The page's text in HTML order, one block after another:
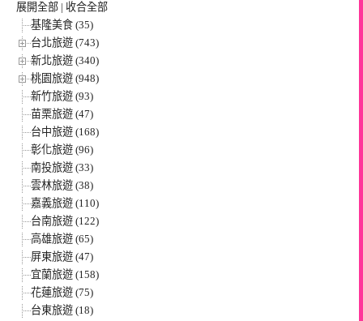
展開全部 | 收合全部
基隆美食 (35)
台北旅遊 (743)
新北旅遊 (340)
桃園旅遊 (948)
新竹旅遊 (93)
苗栗旅遊 (47)
台中旅遊 (168)
彰化旅遊 (96)
南投旅遊 (33)
雲林旅遊 (38)
嘉義旅遊 (110)
台南旅遊 (122)
高雄旅遊 (65)
屏東旅遊 (47)
宜蘭旅遊 (158)
花蓮旅遊 (75)
台東旅遊 (18)